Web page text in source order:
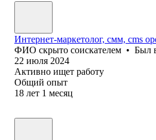
Интернет-маркетолог, смм, cms
ФИО скрыто соискателем • Был
22 июля 2024
Активно ищет работу
Общий опыт
18 лет 1 месяц